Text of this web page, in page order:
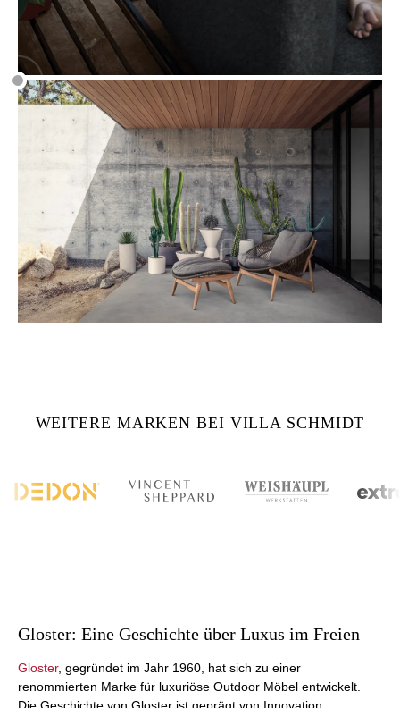
WEITERE MARKEN BEI VILLA SCHMIDT
Gloster: Eine Geschichte über Luxus im Freien
Gloster, gegründet im Jahr 1960, hat sich zu einer
renommierten Marke für luxuriöse Outdoor Möbel entwickelt.